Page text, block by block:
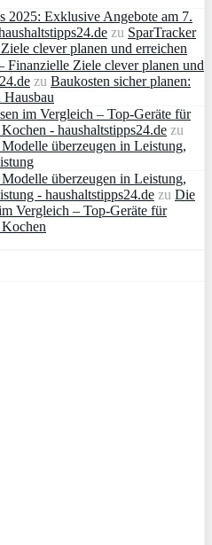
2025: Exklusive Angebote am 7.
zu SparTracker
clever planen und erreichen
Finanzielle Ziele clever planen und
zu Baukosten sicher planen:
im Vergleich – Top-Geräte für
- haushaltstipps24.de zu
überzeugen in Leistung,
überzeugen in Leistung,
- haushaltstipps24.de zu Die
Vergleich – Top-Geräte für
Kochen